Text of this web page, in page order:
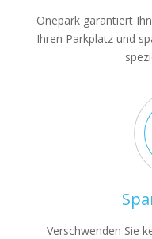
Onepark garantiert
Ihren Parkplatz und
Verschwenden Sie